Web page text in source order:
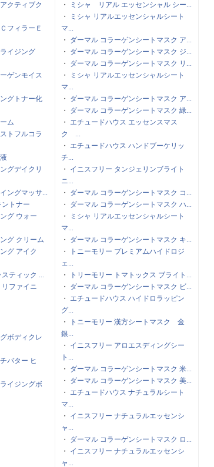
クティブク
フィラーＥ
イジング
ゲンモイス
グトナー化
ム
トフルコラ
グデイクリ
ングマッサ...
トナー
グ ウォー
グ クリーム
グ アイク
ティック ...
ファイニ
ボディクレ
バター ヒ
イジングボ
・
ミシャ リアル エッセンシャル シー...
・
ミシャ リアルエッセンシャルシート
マ...
・ ダーマル コラーゲンシートマスク ア...
・ ダーマル コラーゲンシートマスク ジ...
・ ダーマル コラーゲンシートマスク リ...
・
ミシャ リアルエッセンシャルシート
マ...
・ ダーマル コラーゲンシートマスク ア...
・ ダーマル コラーゲンシートマスク 緑...
・ エチュードハウス エッセンスマス
ク ...
・ エチュードハウス ハンドブーケリッ
チ...
・ イニスフリー タンジェリンブライト
ニ...
・ ダーマル コラーゲンシートマスク コ...
・ ダーマル コラーゲンシートマスク ハ...
・
ミシャ リアルエッセンシャルシート
マ...
・ ダーマル コラーゲンシートマスク キ...
・
トニーモリー プレミアムハイドロジ
ェ...
・
トリーモリー トマトックス ブライト...
・ ダーマル コラーゲンシートマスク ビ...
・ エチュードハウス ハイドロラッピン
グ...
・
トニーモリー 漢方シートマスク 金
銀...
・ イニスフリー アロエスディングシー
ト...
・ ダーマル コラーゲンシートマスク 米...
・ ダーマル コラーゲンシートマスク 美...
・ エチュードハウス ナチュラルシート
マ...
・ イニスフリー ナチュラルエッセンシ
ャ...
・ ダーマル コラーゲンシートマスク ロ...
・ イニスフリー ナチュラルエッセンシ
ャ...